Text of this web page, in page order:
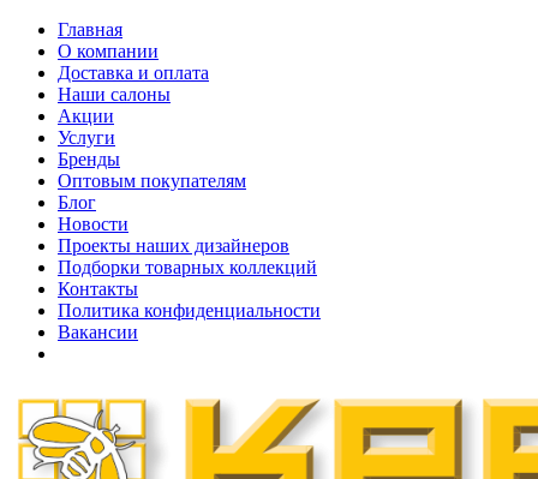
Главная
О компании
Доставка и оплата
Наши cалоны
Акции
Услуги
Бренды
Оптовым покупателям
Блог
Новости
Проекты наших дизайнеров
Подборки товарных коллекций
Контакты
Политика конфиденциальности
Вакансии